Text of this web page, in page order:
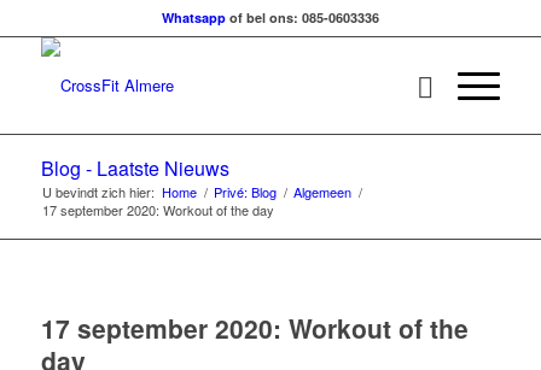
Whatsappof bel ons: 085-0603336
Blog - Laatste Nieuws
U bevindt zich hier: Home / Privé: Blog / Algemeen /
17 september 2020: Workout of the day
17 september 2020: Workout of the
day